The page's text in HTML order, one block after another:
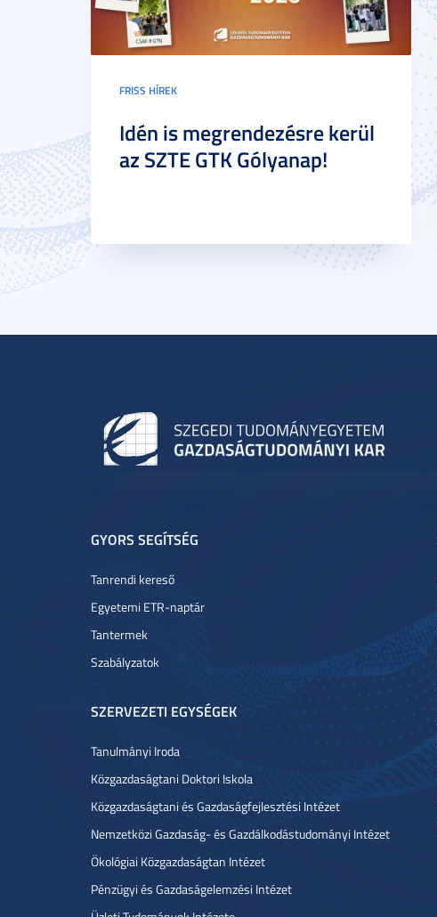
FRISS HÍREK
Idén is megrendezésre kerül
az SZTE GTK Gólyanap!
GYORS SEGÍTSÉG
Tanrendi kereső
Egyetemi ETR-naptár
Tantermek
Szabályzatok
SZERVEZETI EGYSÉGEK
Tanulmányi Iroda
Közgazdaságtani Doktori Iskola
Közgazdaságtani és Gazdaságfejlesztési Intézet
Nemzetközi Gazdaság- és Gazdálkodástudományi Intézet
Ökológiai Közgazdaságtan Intézet
Pénzügyi és Gazdaságelemzési Intézet